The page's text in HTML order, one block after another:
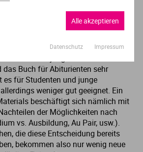
weniger gut gelungen
soll ein „Impulsgeber für
das Buch für Abiturienten sehr
es für Studenten und junge
weniger gut geeignet. Ein
beschäftigt sich nämlich mit
der Möglichkeiten nach
vs. Ausbildung, Au Pair, usw.).
die diese Entscheidung bereits
bekommen also nur wenig neue
Alle akzeptieren
Datenschutz Impressum